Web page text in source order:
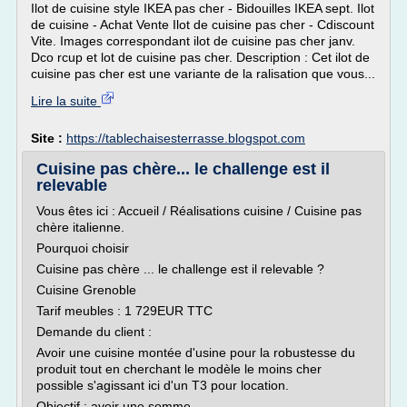
Ilot de cuisine style IKEA pas cher - Bidouilles IKEA sept. Ilot
de cuisine - Achat Vente Ilot de cuisine pas cher - Cdiscount
Vite. Images correspondant ilot de cuisine pas cher janv.
Dco rcup et lot de cuisine pas cher. Description : Cet ilot de
cuisine pas cher est une variante de la ralisation que vous...
Lire la suite
Site : https://tablechaisesterrasse.blogspot.com
Cuisine pas chère... le challenge est il
relevable
Vous êtes ici : Accueil / Réalisations cuisine / Cuisine pas
chère italienne.
Pourquoi choisir
Cuisine pas chère ... le challenge est il relevable ?
Cuisine Grenoble
Tarif meubles : 1 729EUR TTC
Demande du client :
Avoir une cuisine montée d'usine pour la robustesse du
produit tout en cherchant le modèle le moins cher
possible s'agissant ici d'un T3 pour location.